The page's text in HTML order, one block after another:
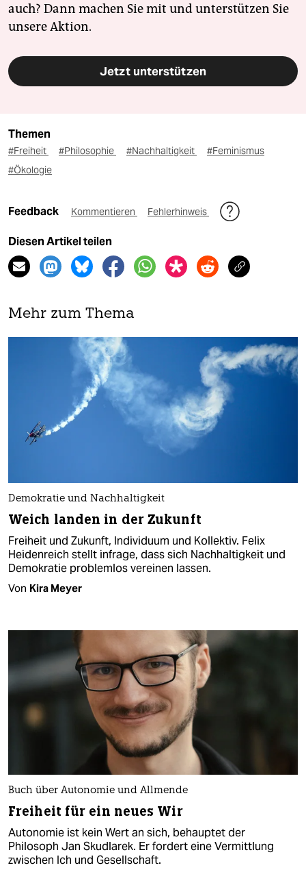
auch? Dann machen Sie mit und unterstützen Sie
unsere Aktion.
Jetzt unterstützen
Themen
#Freiheit #Philosophie #Nachhaltigkeit
#Feminismus
#Ökologie
Feedback Kommentieren Fehlerhinweis
Diesen Artikel teilen
Mehr zum Thema
Demokratie und Nachhaltigkeit
Weich landen in der Zukunft
Freiheit und Zukunft, Individuum und Kollektiv. Felix
Heidenreich stellt infrage, dass sich Nachhaltigkeit und
Demokratie problemlos vereinen lassen.
Von Kira Meyer
Buch über Autonomie und Allmende
Freiheit für ein neues Wir
Autonomie ist kein Wert an sich, behauptet der
Philosoph Jan Skudlarek. Er fordert eine Vermittlung
zwischen Ich und Gesellschaft.